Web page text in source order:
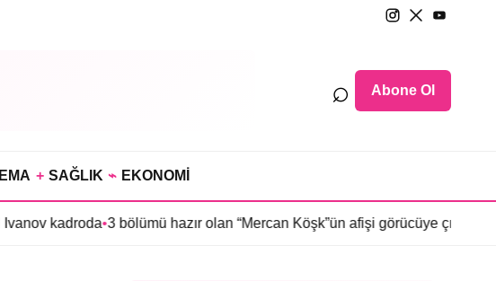
⌕ Abone Ol
+ SAĞLIK ⌁ EKONOMİ
•3 bölümü hazır olan “Mercan Köşk”ün afişi görücüye çıktı•İmroz’da